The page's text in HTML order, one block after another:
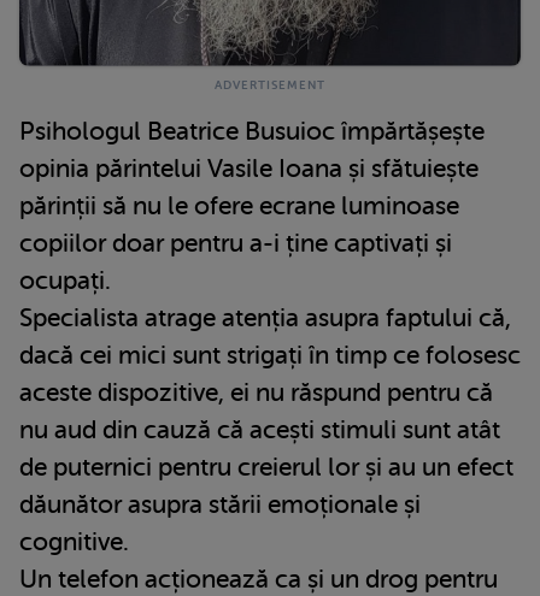
Psihologul Beatrice Busuioc împărtășește
opinia părintelui Vasile Ioana și sfătuiește
părinții să nu le ofere ecrane luminoase
copiilor doar pentru a-i ține captivați și
ocupați.
Specialista atrage atenția asupra faptului că,
dacă cei mici sunt strigați în timp ce folosesc
aceste dispozitive, ei nu răspund pentru că
nu aud din cauză că acești stimuli sunt atât
de puternici pentru creierul lor și au un efect
dăunător asupra stării emoționale și
cognitive.
Un telefon acționează ca și un drog pentru